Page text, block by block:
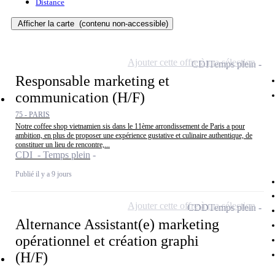
Distance
Afficher la carte (contenu non-accessible)
Responsable marketing et
communication (H/F)
75 - PARIS
Notre coffee shop vietnamien sis dans le 11ème arrondissement de Paris a pour
ambition, en plus de proposer une expérience gustative et culinaire authentique, de
constituer un lieu de rencontre,...
CDI - Temps plein
Publié il y a 9 jours
CDITemps plein
Ajouter cette offre à ma sélection
Alternance Assistant(e) marketing
opérationnel et création graphi
(H/F)
CDDTemps plein
Ajouter cette offre à ma sélection